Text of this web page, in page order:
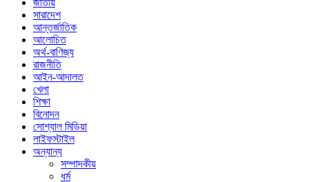
জাতীয়
সারাদেশ
আন্তর্জাতিক
আলোচিত
অর্থ-বাণিজ্য
রাজনীতি
আইন-আদালত
খেলা
শিক্ষা
বিনোদন
সোশ্যাল মিডিয়া
লাইফস্টাইল
অন্যান্য
সম্পাদকীয়
ধর্ম